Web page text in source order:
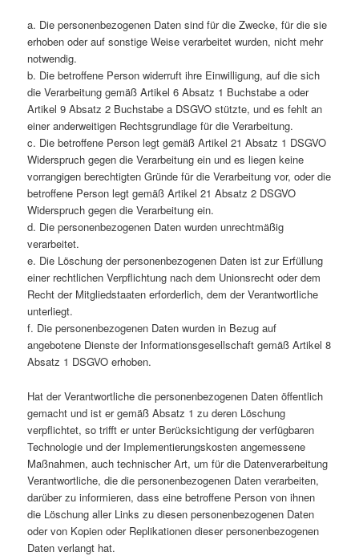
a. Die personenbezogenen Daten sind für die Zwecke, für die sie
erhoben oder auf sonstige Weise verarbeitet wurden, nicht mehr
notwendig.
b. Die betroffene Person widerruft ihre Einwilligung, auf die sich
die Verarbeitung gemäß Artikel 6 Absatz 1 Buchstabe a oder
Artikel 9 Absatz 2 Buchstabe a DSGVO stützte, und es fehlt an
einer anderweitigen Rechtsgrundlage für die Verarbeitung.
c. Die betroffene Person legt gemäß Artikel 21 Absatz 1 DSGVO
Widerspruch gegen die Verarbeitung ein und es liegen keine
vorrangigen berechtigten Gründe für die Verarbeitung vor, oder die
betroffene Person legt gemäß Artikel 21 Absatz 2 DSGVO
Widerspruch gegen die Verarbeitung ein.
d. Die personenbezogenen Daten wurden unrechtmäßig
verarbeitet.
e. Die Löschung der personenbezogenen Daten ist zur Erfüllung
einer rechtlichen Verpflichtung nach dem Unionsrecht oder dem
Recht der Mitgliedstaaten erforderlich, dem der Verantwortliche
unterliegt.
f. Die personenbezogenen Daten wurden in Bezug auf
angebotene Dienste der Informationsgesellschaft gemäß Artikel 8
Absatz 1 DSGVO erhoben.
Hat der Verantwortliche die personenbezogenen Daten öffentlich
gemacht und ist er gemäß Absatz 1 zu deren Löschung
verpflichtet, so trifft er unter Berücksichtigung der verfügbaren
Technologie und der Implementierungskosten angemessene
Maßnahmen, auch technischer Art, um für die Datenverarbeitung
Verantwortliche, die die personenbezogenen Daten verarbeiten,
darüber zu informieren, dass eine betroffene Person von ihnen
die Löschung aller Links zu diesen personenbezogenen Daten
oder von Kopien oder Replikationen dieser personenbezogenen
Daten verlangt hat.